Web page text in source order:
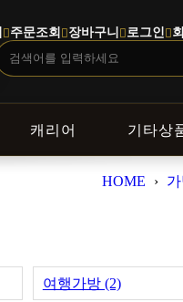
주문조회 장바구니 로그인
캐리어 기타상
HOME ›
여행가방 (2)